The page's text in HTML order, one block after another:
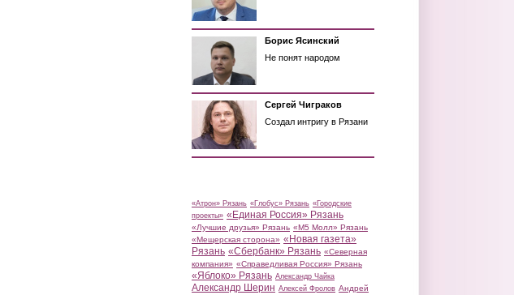
Борис Ясинский
Не понят народом
Сергей Чиграков
Создал интригу в Рязани
«Атрон» Рязань «Глобус» Рязань «Городские
проекты» «Единая Россия» Рязань
«Лучшие друзья» Рязань «М5 Молл» Рязань
«Мещерская сторона» «Новая газета»
Рязань «Сбербанк» Рязань «Северная
компания» «Справедливая Россия» Рязань
«Яблоко» Рязань Александр Чайка
Александр Шерин Алексей Фролов Андрей